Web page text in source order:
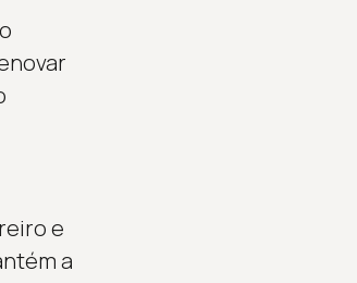
e
a